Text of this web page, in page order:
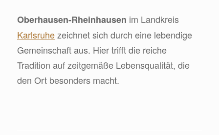
Oberhausen-Rheinhausen im Landkreis
Karlsruhezeichnet sich durch eine lebendige
Gemeinschaft aus. Hier trifft die reiche
Tradition auf zeitgemäße Lebensqualität, die
den Ort besonders macht.